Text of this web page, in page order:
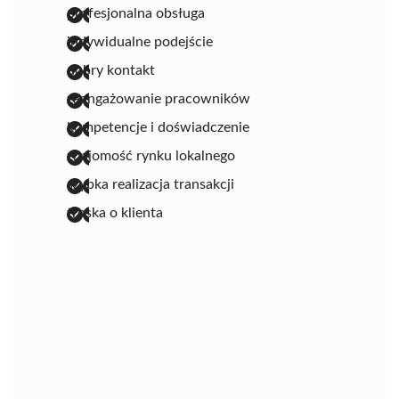
profesjonalna obsługa
indywidualne podejście
dobry kontakt
zaangażowanie pracowników
kompetencje i doświadczenie
znajomość rynku lokalnego
szybka realizacja transakcji
troska o klienta